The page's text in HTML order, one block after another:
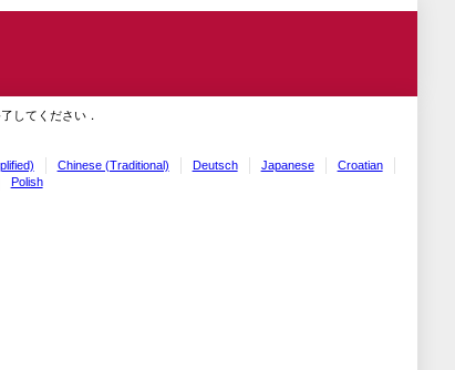
してください．
Chinese (Traditional) Deutsch Japanese
Croatian
Polish